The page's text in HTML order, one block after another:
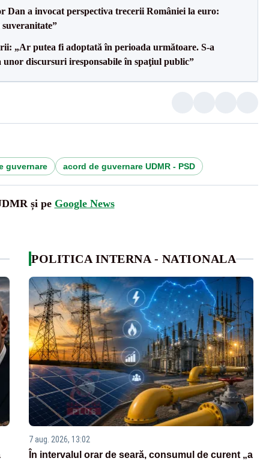
Dan a invocat perspectiva trecerii României la euro:
„Ar putea fi adoptată în perioada următoare. S-a
discursuri iresponsabile în spaţiul public”
guvernare acord de guvernare UDMR - PSD
și pe Google News
POLITICA INTERNA - NATIONALA
7 aug. 2026, 13:02
În intervalul orar de seară, consumul de curent „a